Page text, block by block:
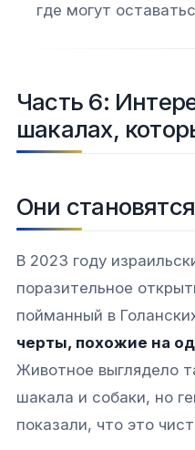
где могут
Часть 6:
шакалах,
Они
В 2023 году
поразительное
пойманный в
черты, похожие на
Животное выглядело
шакала и собаки, но
показали, что это